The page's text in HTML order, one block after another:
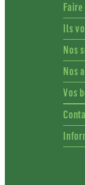
Ils
Nos
Nos
Vos